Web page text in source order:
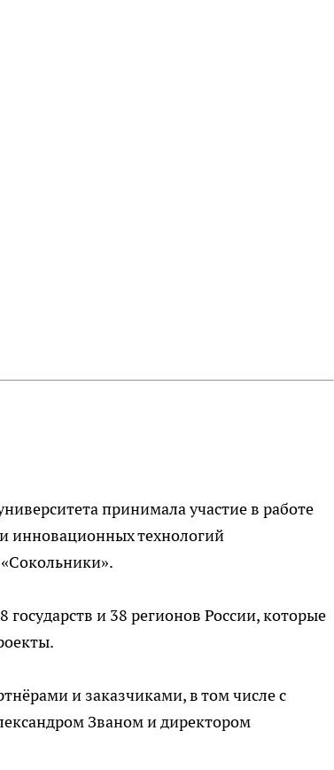
принимала участие в работе
инновационных технологий
и 38 регионов России, которые
и заказчиками, в том числе с
Званом и директором